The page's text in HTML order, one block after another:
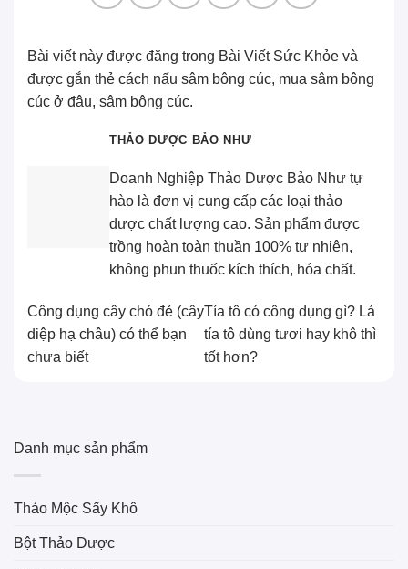
Bài viết này được đăng trong Bài Viết Sức Khỏe và
được gắn thẻ cách nấu sâm bông cúc, mua sâm bông
cúc ở đâu, sâm bông cúc.
THẢO DƯỢC BẢO NHƯ
Doanh Nghiệp Thảo Dược Bảo Như tự
hào là đơn vị cung cấp các loại thảo
dược chất lượng cao. Sản phẩm được
trồng hoàn toàn thuần 100% tự nhiên,
không phun thuốc kích thích, hóa chất.
Công dụng cây chó đẻ (cây
diệp hạ châu) có thể bạn
chưa biết
Tía tô có công dụng gì? Lá
tía tô dùng tươi hay khô thì
tốt hơn?
Danh mục sản phẩm
Thảo Mộc Sấy Khô
Bột Thảo Dược